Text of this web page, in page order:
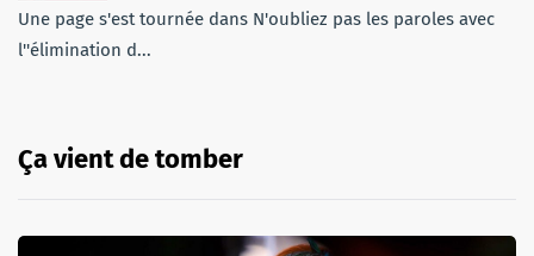
Une page s'est tournée dans N'oubliez pas les paroles avec
l''élimination d...
Ça vient de tomber